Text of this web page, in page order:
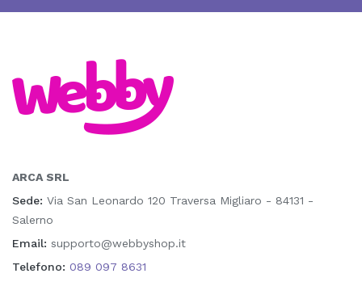
ARCA SRL
Sede: Via San Leonardo 120 Traversa Migliaro - 84131 -
Salerno
Email: supporto@webbyshop.it
Telefono: 089 097 8631